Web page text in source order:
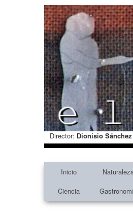
Director: Dionisio
Inicio
Ciencia